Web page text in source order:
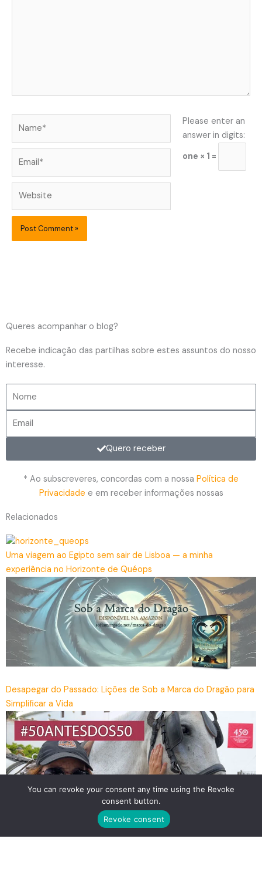
Please enter an
answer in digits:
one × 1 =
Queres acompanhar o blog?
Recebe indicação das partilhas sobre estes assuntos do nosso
interesse.
Quero receber
* Ao subscreveres, concordas com a nossa Política de
Privacidade e em receber informações nossas
Relacionados
Uma viagem ao Egipto sem sair de Lisboa — a minha
experiência no Horizonte de Quéops
Desapegar do Passado: Lições de Sob a Marca do Dragão para
Simplificar a Vida
You can revoke your consent any time using the Revoke
consent button.
Revoke consent